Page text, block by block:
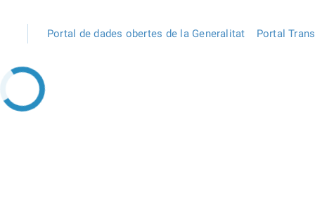
Portal de dades obertes de la Generalitat Portal